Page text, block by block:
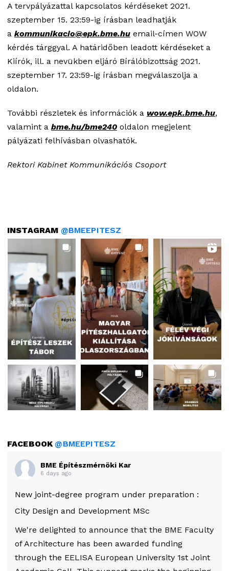
A tervpályázattal kapcsolatos kérdéseket 2021.
szeptember 15. 23:59-ig írásban leadhatják
a kommunikacio@epk.bme.hu email-címen WOW
kérdés tárggyal. A határidőben leadott kérdéseket a
Kiírók, ill. a nevükben eljáró Bírálóbizottság 2021.
szeptember 17. 23:59-ig írásban megválaszolja a
oldalon.
További részletek és információk a wow.epk.bme.hu,
valamint a bme.hu/bme240 oldalon megjelent
pályázati felhívásban olvashatók.
Rektori Kabinet Kommunikációs Csoport
INSTAGRAM @BMEEPITESZ
FACEBOOK@BMEEPITESZ
BME Építészmérnöki Kar
6 days ago
New joint-degree program under preparation :
City Design and Development MSc
We're delighted to announce that the BME Faculty
of Architecture has been awarded funding
through the EELISA European University 1st Joint